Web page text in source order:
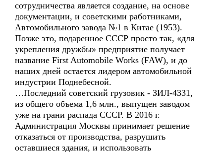
сотрудничества является создание, на основе
документации, и советскими работниками,
Автомобильного завода №1 в Китае (1953).
Позже это, подаренное СССР просто так, «для
укрепления дружбы» предприятие получает
название First Automobile Works (FAW), и до
наших дней остается лидером автомобильной
индустрии Поднебесной.
…Последний советский грузовик - ЗИЛ-4331,
из общего объема 1,6 млн., выпущен заводом
уже на грани распада СССР. В 2016 г.
Администрация Москвы принимает решение
отказаться от производства, разрушить
оставшиеся здания, и использовать